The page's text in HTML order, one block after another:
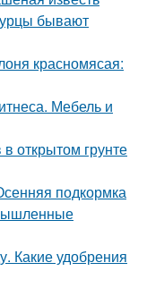
бывают
красномясая:
Мебель и
открытом грунте
подкормка
Какие удобрения